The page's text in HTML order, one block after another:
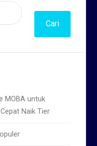
Cari
MOBA untuk
Naik Tier